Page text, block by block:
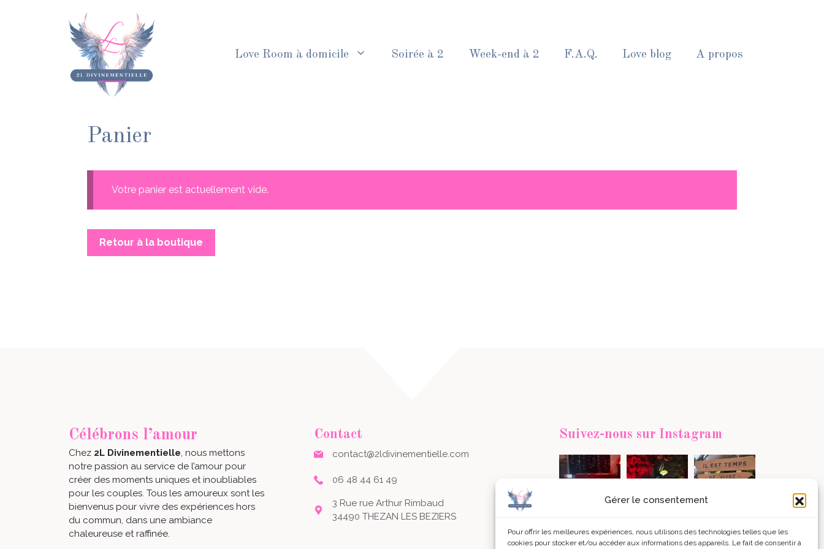
Gérer le consentement
Pour offrir les meilleures expériences, nous utilisons des technologies telles que les
cookies pour stocker et/ou accéder aux informations des appareils. Le fait de consentir à
Love Room à domicile
Soirée à 2 Week-end à 2 F.A.Q. Love blog A propos
Panier
Votre panier est actuellement vide.
Retour à la boutique
Célébrons l’amour
Chez 2L Divinementielle, nous mettons
notre passion au service de l’amour pour
créer des moments uniques et inoubliables
pour les couples. Tous les amoureux sont les
bienvenus pour vivre des expériences hors
du commun, dans une ambiance
chaleureuse et raffinée.
Contact
contact@2ldivinementielle.com
06 48 44 61 49
3 Rue rue Arthur Rimbaud
34490 THEZAN LES BEZIERS
Suivez-nous sur Instagram
charger + Voir sur Instagram